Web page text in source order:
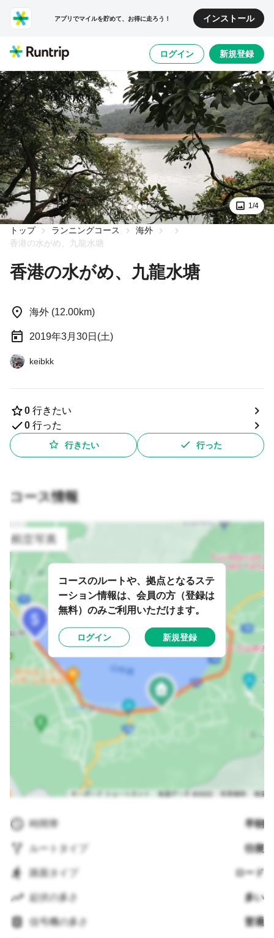
アプリでマイルを貯めて、お得に走ろう！ インストール
ログイン 新規登録
1/4
トップ ランニングコース
海外
香港の水がめ、九龍水塘
香港の水がめ、九龍水塘
海外 (12.00km)
2019年3月30日(土)
keibkk
0 行きたい
0 行った
行きたい 行った
コース情報
時間帯 早朝
ルートタイプ 往復
路面タイプ ロード
起伏の多さ 多い
信号機の多さ 普通
コースのルートや、拠点となるステ
ーション情報は、会員の方（登録は
無料）のみご利用いただけます。
ログイン 新規登録